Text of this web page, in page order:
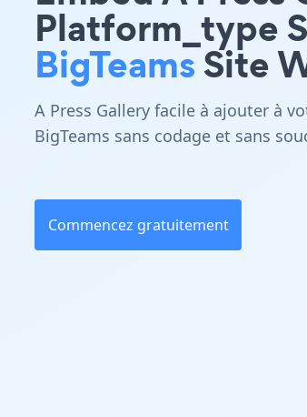
Platform_type
BigTeamsSite
A Press Gallery facile à ajouter à
BigTeams sans codage et sans
Commencez gratuitement